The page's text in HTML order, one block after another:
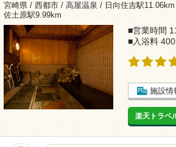
宮崎県 / 西都市 / 高屋温泉 / 日向住吉駅11.06km
佐土原駅9.99km
■営業時間
■入浴料 400
施設情
楽天トラベ